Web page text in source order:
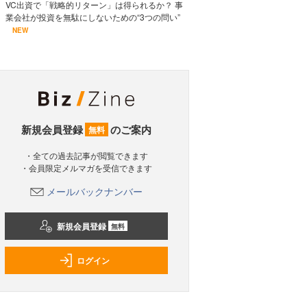
VC出資で「戦略的リターン」は得られるか？ 事
業会社が投資を無駄にしないための“3つの問い”
NEW
新規会員登録 無料 のご案内
・全ての過去記事が閲覧できます
・会員限定メルマガを受信できます
メールバックナンバー
新規会員登録 無料
ログイン